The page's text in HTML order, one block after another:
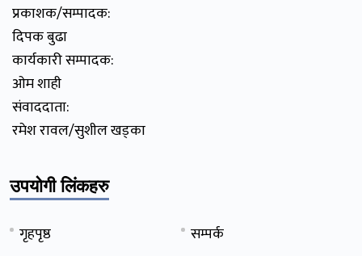
प्रकाशक/सम्पादक:
दिपक बुढा
कार्यकारी सम्पादक:
ओम शाही
संवाददाता:
रमेश रावल/सुशील खड्का
उपयोगी लिंकहरु
गृहपृष्ठ
सम्पर्क